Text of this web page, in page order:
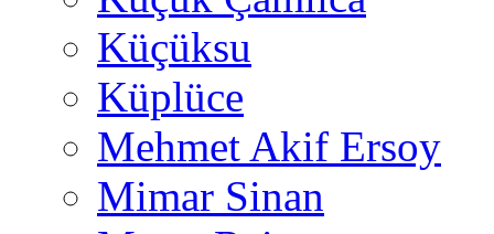
Küçüksu
Küplüce
Mehmet Akif Ersoy
Mimar Sinan